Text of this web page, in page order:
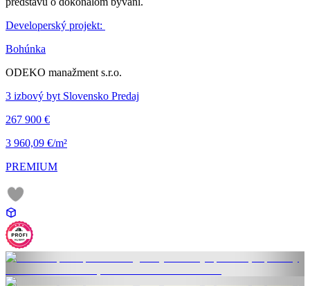
Developerský projekt:
Bohúnka
ODEKO manažment s.r.o.
3 izbový byt Slovensko Predaj
267 900 €
3 960,09 €/m²
PREMIUM